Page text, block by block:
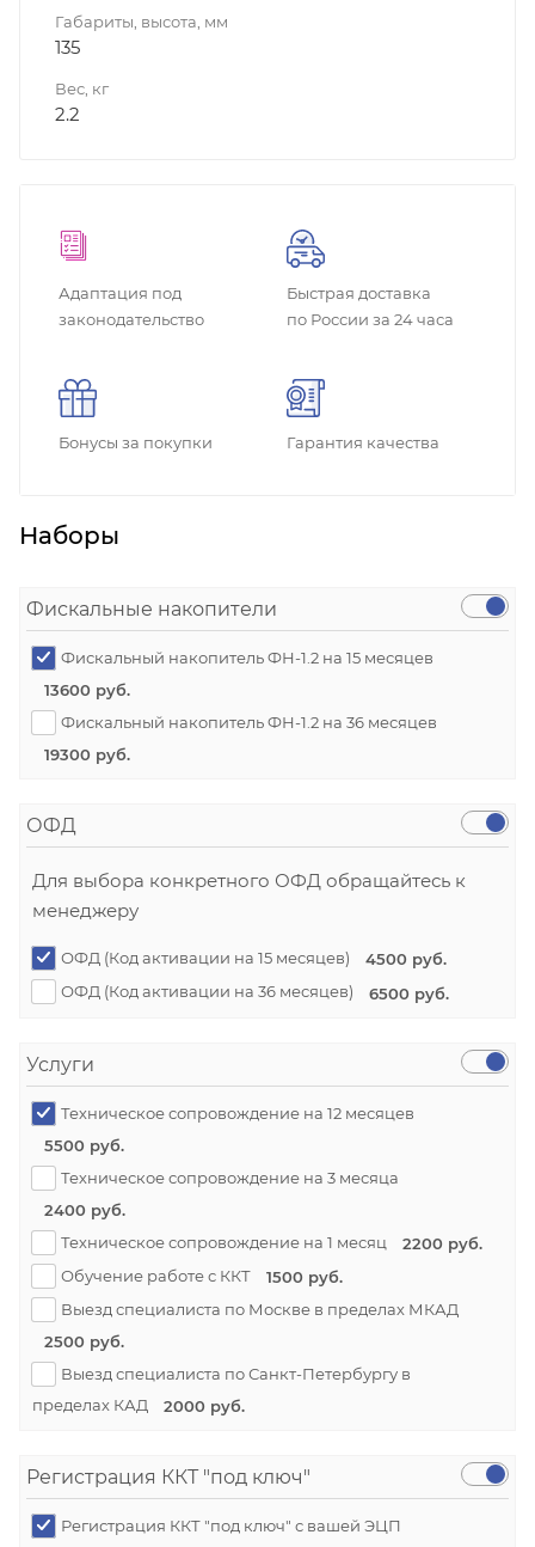
Габариты, высота, мм
135
Вес, кг
2.2
Адаптация под
законодательство
Быстрая доставка
по России за 24 часа
Бонусы за покупки Гарантия качества
Наборы
Фискальные накопители
Фискальный накопитель ФН-1.2 на 15 месяцев
13600 руб.
Фискальный накопитель ФН-1.2 на 36 месяцев
19300 руб.
ОФД
Для выбора конкретного ОФД обращайтесь к
менеджеру
ОФД (Код активации на 15 месяцев)
4500 руб.
ОФД (Код активации на 36 месяцев)
6500 руб.
Услуги
Техническое сопровождение на 12 месяцев
5500 руб.
Техническое сопровождение на 3 месяца
2400 руб.
Техническое сопровождение на 1 месяц
2200 руб.
Обучение работе с ККТ
1500 руб.
Выезд специалиста по Москве в пределах МКАД
2500 руб.
Выезд специалиста по Санкт-Петербургу в
пределах КАД
2000 руб.
Регистрация ККТ "под ключ"
Регистрация ККТ "под ключ" с вашей ЭЦП